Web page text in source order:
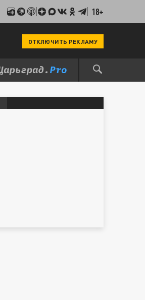
18+
ОТКЛЮЧИТЬ РЕКЛАМУ